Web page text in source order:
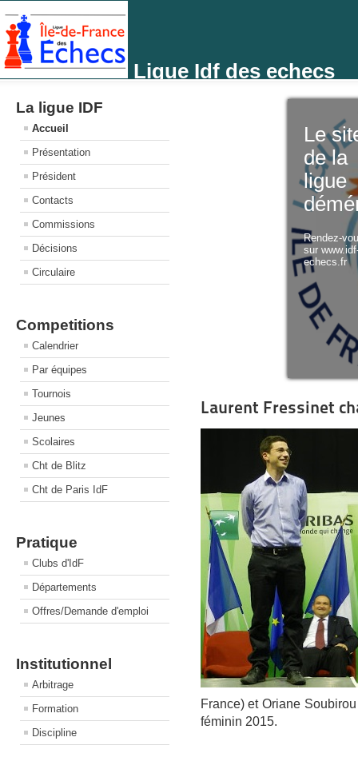
Ligue Idf des echecs
La ligue IDF
Accueil
Présentation
Président
Contacts
Commissions
Décisions
Circulaire
Competitions
Calendrier
Par équipes
Tournois
Jeunes
Scolaires
Cht de Blitz
Cht de Paris IdF
Pratique
Clubs d'IdF
Départements
Offres/Demande d'emploi
Institutionnel
Arbitrage
Formation
Discipline
Le
de la
ligue
Rendez-
sur
echecs.fr
Laurent Fressinet
France) et Oriane
féminin 2015.